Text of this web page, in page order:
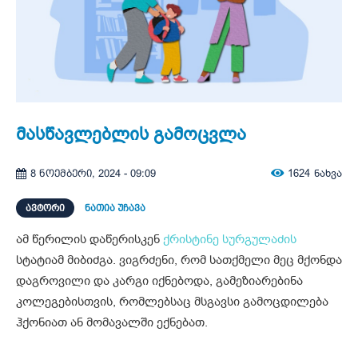
მასწავლებლის გამოცვლა
8 ნოემბერი, 2024 - 09:09 1624 ნახვა
ᲐᲕᲢᲝᲠᲘ ნათია უჩავა
ამ წერილის დაწერისკენ ქრისტინე სურგულაძის
სტატიამ მიბიძგა. ვიგრძენი, რომ სათქმელი მეც მქონდა
დაგროვილი და კარგი იქნებოდა, გამეზიარებინა
კოლეგებისთვის, რომლებსაც მსგავსი გამოცდილება
ჰქონიათ ან მომავალში ექნებათ.